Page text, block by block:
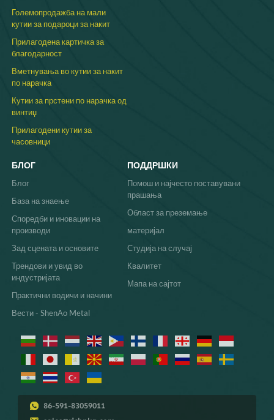
Големопродажба на мали
кутии за подароци за накит
Прилагодена картичка за
благодарност
Вметнувања во кутии за накит
по нарачка
Кутии за прстени по нарачка од
винтиџ
Прилагодени кутии за
часовници
БЛОГ
Блог
База на знаење
Споредби и иновации на
производи
Зад сцената и основите
Трендови и увид во
индустријата
Практични водичи и начини
Вести - ShenAo Metal
ПОДДРШКИ
Помош и најчесто поставувани
прашања
Област за преземање
материјал
Студија на случај
Квалитет
Мапа на сајтот
86-591-83059011